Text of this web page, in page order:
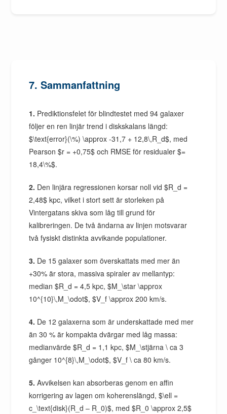
7. Sammanfattning
1. Prediktionsfelet för blindtestet med 94 galaxer
följer en ren linjär trend i diskskalans längd:
$\text{error}(\%) \approx -31,7 + 12,8\,R_d$, med
Pearson $r = +0,75$ och RMSE för residualer $=
18,4\%$.
2. Den linjära regressionen korsar noll vid $R_d =
2,48$ kpc, vilket i stort sett är storleken på
Vintergatans skiva som låg till grund för
kalibreringen. De två ändarna av linjen motsvarar
två fysiskt distinkta avvikande populationer.
3. De 15 galaxer som överskattats med mer än
+30% är stora, massiva spiraler av mellantyp:
median $R_d = 4,5 kpc, $M_\star \approx
10^{10}\,M_\odot$, $V_f \approx 200 km/s.
4. De 12 galaxerna som är underskattade med mer
än 30 % är kompakta dvärgar med låg massa:
medianvärde $R_d = 1,1 kpc, $M_\stjärna \ ca 3
gånger 10^{8}\,M_\odot$, $V_f \ ca 80 km/s.
5. Avvikelsen kan absorberas genom en affin
korrigering av lagen om koherenslängd, $\ell =
c_\text{disk}(R_d – R_0)$, med $R_0 \approx 2,5$